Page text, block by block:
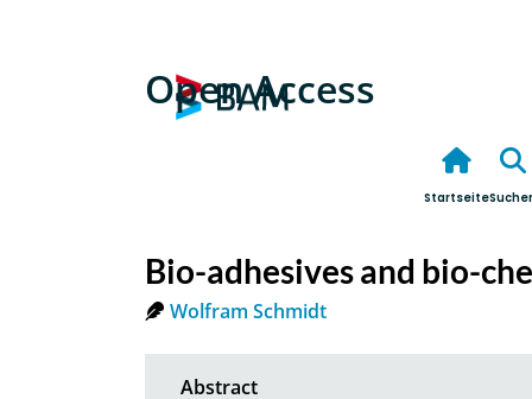
Open Access
Startseite
Bio-adhesives and bio-
Wolfram Schmidt